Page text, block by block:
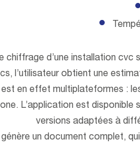
chiffrage d’une installation cvc
l’utilisateur obtient une
en effet multiplateformes :
L’application est disponible
versions adaptées à
un document complet,